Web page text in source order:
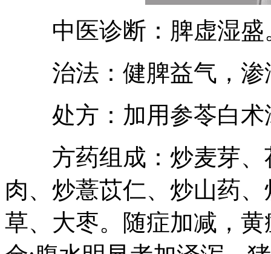
中医诊断：脾虚湿盛
治法：健脾益气，渗
处方：加用参苓白术
方药组成：炒麦芽、
肉、炒薏苡仁、炒山药
草、大枣。随症加减，